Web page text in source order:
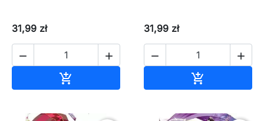
31,99 zł
 

31,99 zł
 
